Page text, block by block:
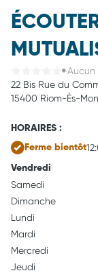
Aucun
22 Bis Rue du
15400 Riom-Ès-
HORAIRES :
Ferme bientôt
Vendredi
Samedi
Dimanche
Lundi
Mardi
Mercredi
Jeudi